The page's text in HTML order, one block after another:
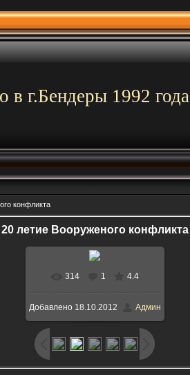
в г.Бендеры 1992 года
конфликта
20 летие Вооруженого конфликта
В реальном размере
1500x1125/ 108.1Kb
314 1 4.4
Добавлено18.10.2012 Админ